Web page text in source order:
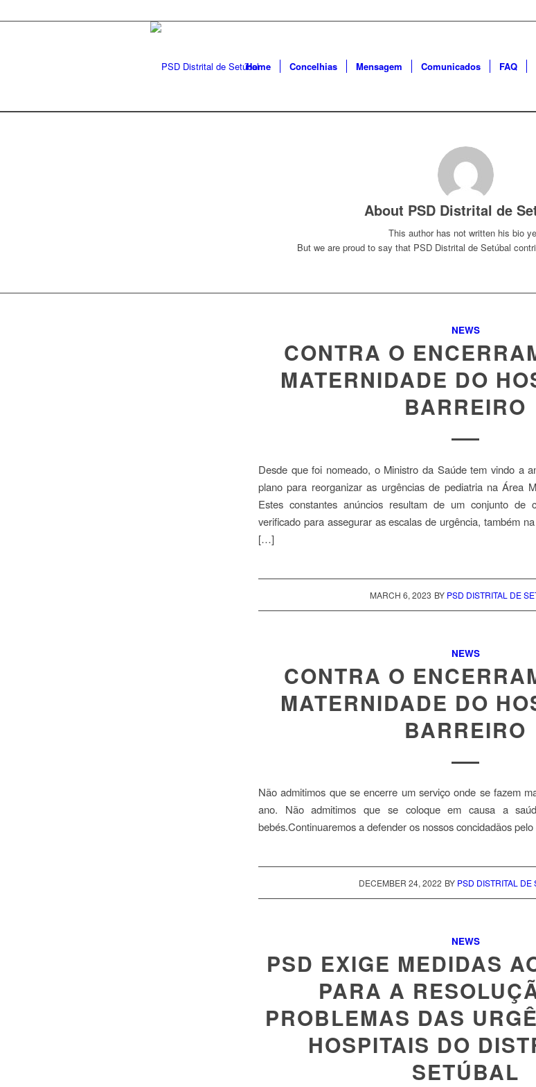
Home Concelhias Mensagem Comunicados FAQ
About PSD Distrital de
This author has not written his bio
But we are proud to say that PSD Distrital de Setúbal
NEWS
CONTRA O
MATERNIDADE DO
BARREIRO
Desde que foi nomeado, o Ministro da Saúde tem vindo a
plano para reorganizar as urgências de pediatria na Área
Estes constantes anúncios resultam de um conjunto de
verificado para assegurar as escalas de urgência, também
[…]
MARCH 6, 2023 BY PSD DISTRITAL DE
NEWS
CONTRA O
MATERNIDADE DO
BARREIRO
Não admitimos que se encerre um serviço onde se fazem
ano. Não admitimos que se coloque em causa a
bebés.Continuaremos a defender os nossos concidadãos
DECEMBER 24, 2022 BY PSD DISTRITAL DE
NEWS
PSD EXIGE MEDIDAS
PARA A
PROBLEMAS DAS
HOSPITAIS DO
SETÚBAL